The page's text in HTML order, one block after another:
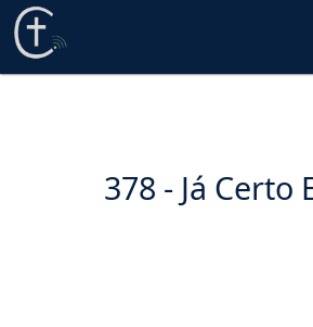
378 - Já Certo